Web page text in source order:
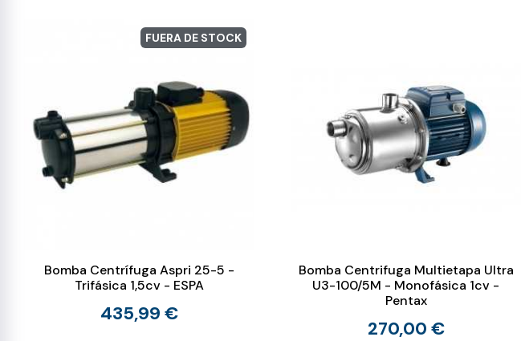
FUERA DE STOCK
Bomba Centrífuga Aspri 25-5 -
Trifásica 1,5cv - ESPA
435,99 €
Bomba Centrifuga Multietapa Ultra
U3-100/5M - Monofásica 1cv -
Pentax
270,00 €